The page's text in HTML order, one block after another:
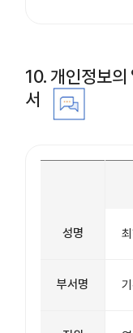
10. 개인정보의
서
성명
부서명